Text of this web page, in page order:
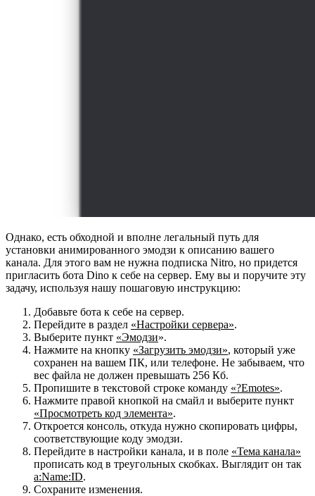
Однако, есть обходной и вполне легальный путь для
установки анимированного эмодзи к описанию вашего
канала. Для этого вам не нужна подписка Nitro, но придется
пригласить бота Dino к себе на сервер. Ему вы и поручите эту
задачу, используя нашу пошаговую инструкцию:
Добавьте бота к себе на сервер.
Перейдите в раздел «Настройки сервера».
Выберите пункт «Эмодзи».
Нажмите на кнопку «Загрузить эмодзи», который уже
сохранен на вашем ПК, или телефоне. Не забываем, что
вес файла не должен превышать 256 Кб.
Пропишите в текстовой строке команду «?Emotes».
Нажмите правой кнопкой на смайл и выберите пункт
«Просмотреть код элемента».
Откроется консоль, откуда нужно скопировать цифры,
соответствующие коду эмодзи.
Перейдите в настройки канала, и в поле «Тема канала»
прописать код в треугольных скобках. Выглядит он так
a:Name:ID.
Сохраните изменения.